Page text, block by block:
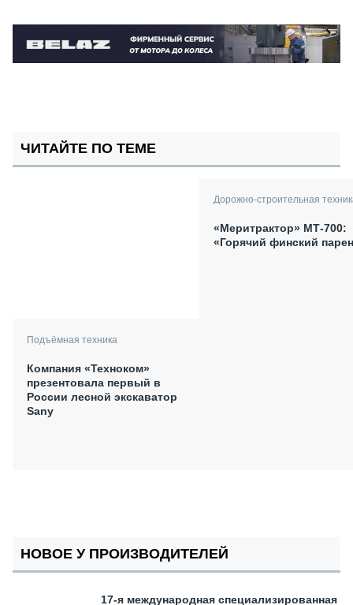
ЧИТАЙТЕ ПО ТЕМЕ
Подъёмная техника
Компания «Техноком»
презентовала первый в
России лесной экскаватор
Sany
Дорожно-строительная
«Меритрактор» МТ-700:
«Горячий финский
НОВОЕ У ПРОИЗВОДИТЕЛЕЙ
17-я международная специализированная